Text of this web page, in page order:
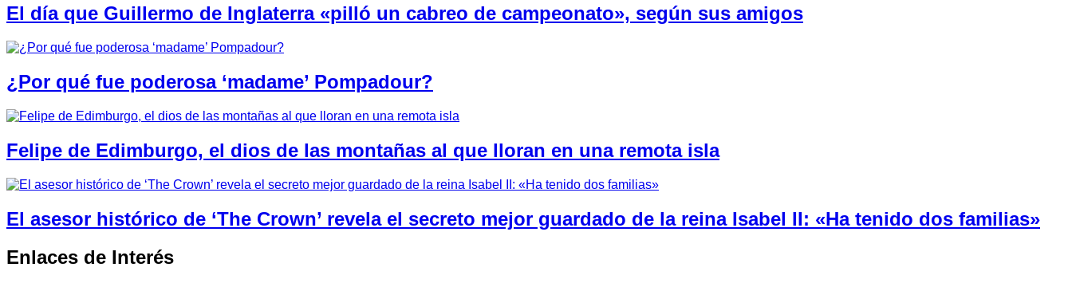
El día que Guillermo de Inglaterra «pilló un cabreo de campeonato», según sus amigos
¿Por qué fue poderosa ‘madame’ Pompadour?
Felipe de Edimburgo, el dios de las montañas al que lloran en una remota isla
El asesor histórico de ‘The Crown’ revela el secreto mejor guardado de la reina Isabel II: «Ha tenido dos familias»
Enlaces de Interés